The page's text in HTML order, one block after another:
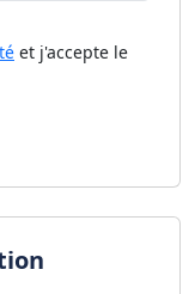
et j'accepte le